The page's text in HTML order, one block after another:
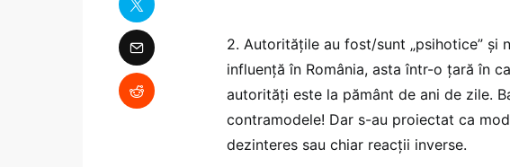
2. Autoritățile au fost/sunt „psihotice” și
influență în România, asta într-o țară în
autorități este la pământ de ani de zile.
contramodele! Dar s-au proiectat ca
dezinteres sau chiar reacții inverse.